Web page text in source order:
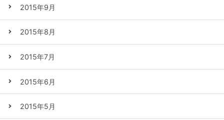
2015年9月
2015年8月
2015年7月
2015年6月
2015年5月